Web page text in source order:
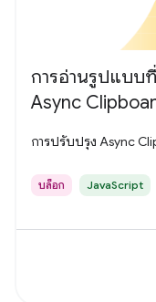
การอ่านรูปแบบ
Async
การปรับปรุง Async
บล็อก JavaScript